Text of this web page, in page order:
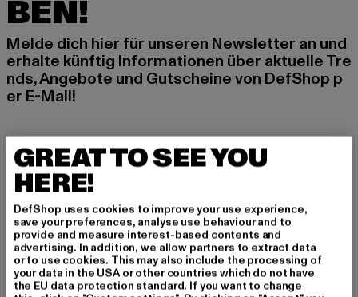
BEN!
Melde dich hier für unseren Newsletter an und
erhalte künftig Informationen über aktuelle Tre
nds, Angebote und Gutscheine von DefShop p
er E-Mail!
An welchen Produkten bist du interessiert?
MÄNNER
FRAUEN
E-MAIL
ANMELDEN
GREAT TO SEE YOU
HERE!
DefShop uses cookies to improve your use experience,
save your preferences, analyse use behaviour and to
provide and measure interest-based contents and
advertising. In addition, we allow partners to extract data
or to use cookies. This may also include the processing of
your data in the USA or other countries which do not have
the EU data protection standard. If you want to change